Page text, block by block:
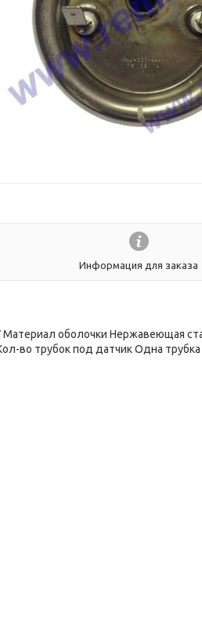
Информация для заказа
оболочки Нержавеющая
во трубок под датчик Одна